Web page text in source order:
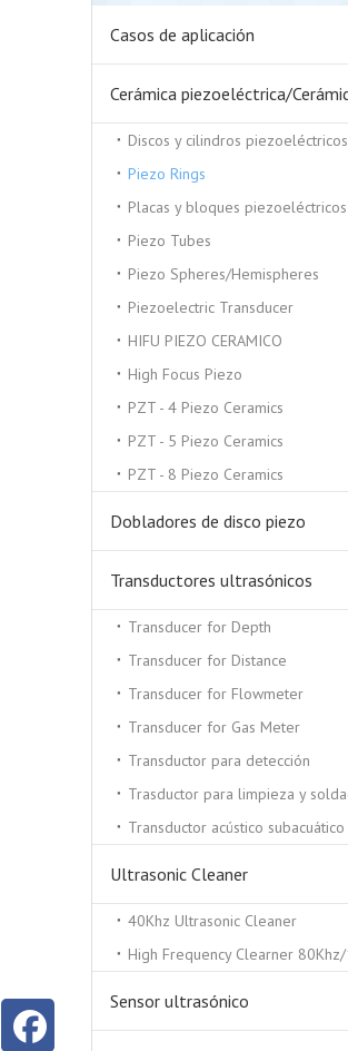
Casos de aplicación
Discos y cilindros piezoeléctricos
Piezo Rings
Placas y bloques piezoeléctricos
Piezo Tubes
Piezo Spheres/Hemispheres
Piezoelectric Transducer
HIFU PIEZO CERAMICO
High Focus Piezo
PZT - 4 Piezo Ceramics
PZT - 5 Piezo Ceramics
PZT - 8 Piezo Ceramics
Dobladores de disco piezo
Transductores ultrasónicos
Transducer for Depth
Transducer for Distance
Transducer for Flowmeter
Transducer for Gas Meter
Transductor para detección
Transductor acústico subacuático
Ultrasonic Cleaner
40Khz Ultrasonic Cleaner
Sensor ultrasónico